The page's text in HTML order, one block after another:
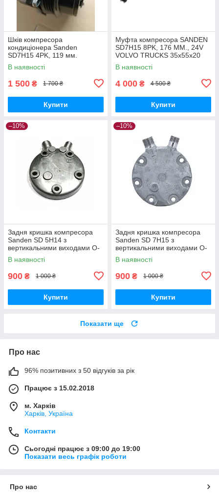
Шків компресора
кондиціонера Sanden
SD7H15 4PK, 119 мм.
Підшипник: 35x55x20
В наявності
1 500 ₴ 1 700 ₴
Купити
Муфта компресора SANDEN
SD7H15 8PK, 176 MM., 24V
VOLVO TRUCKS 35x55x20
(Шків + магніт + притискна)
В наявності
4 000 ₴ 4 500 ₴
Купити
–10%
Задня кришка компресора
Sanden SD 5Н14 з
вертикальними виходами O-
Ring
В наявності
900 ₴ 1 000 ₴
Купити
–10%
Задня кришка компресора
Sanden SD 7Н15 з
вертикальними виходами O-
Ring
В наявності
900 ₴ 1 000 ₴
Купити
Показати ще
Про нас
96% позитивних з 50 відгуків за рік
Працює з 15.02.2018
м. Харків
Харків, Україна
Контакти
Сьогодні працює з 09:00 до 19:00
Показати весь графік роботи
Про нас